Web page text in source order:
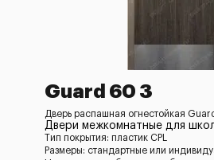
Guard 60 3
Дверь распашная огнестойкая
Двери межкомнатные для
Тип покрытия: пластик CPL
Размеры: стандартные или